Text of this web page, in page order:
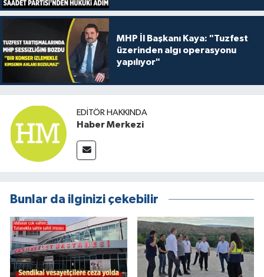
MHP İl Başkanı Kaya: "Tuzfest
üzerinden algı operasyonu
yapılıyor"
EDITÖR HAKKINDA
Haber Merkezi
Bunlar da ilginizi çekebilir